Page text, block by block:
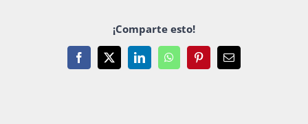
¡Comparte esto!
Facebook
X LinkedInWhatsAppPinterestEmail